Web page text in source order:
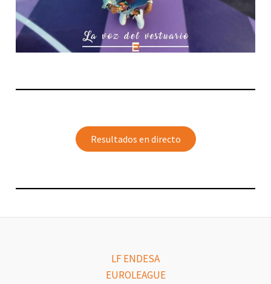
Resultados en directo
LF ENDESA
EUROLEAGUE